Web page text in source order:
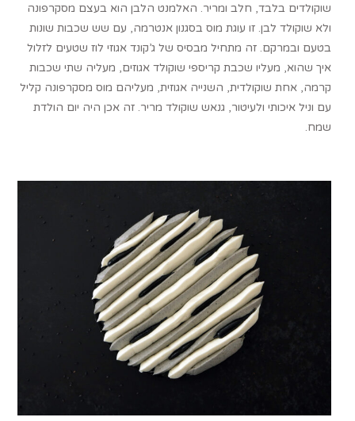
שוקולדים בלבד, חלב ומריר. האלמנט הלבן הוא בעצם מסקרפונה
ולא שוקולד לבן. זו עוגת מוס בסגנון אנטרמה, עם שש שכבות שונות
בטעם ובמרקם. זה מתחיל מבסיס של ג’קונד אגוזי לוז שטעים לזלול
איך שהוא, מעליו שכבת קריספי שוקולד אגוזים, מעליה שתי שכבות
קרמה, אחת שוקולדית, השנייה אגוזית, מעליהם מוס מסקרפונה קליל
עם וניל איכותי ולעיטור, גנאש שוקולד מריר. זה אכן היה יום הולדת
שמח.